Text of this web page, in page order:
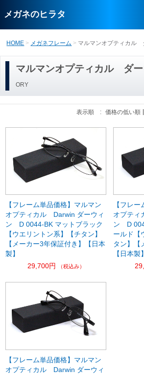
メガネのヒラタ
HOME メガネフレーム マルマンオプティカル
マルマンオプティカル ダー
ORY
表示順 : 価格の低い順
【フレーム単品価格】マルマン
オプティカル Darwin ダーウィ
ン D 0044-BK マットブラック
【ウエリントン系】【チタン】
【メーカー3年保証付き】【日本
製】
29,700円
（税込み）
【フレ
オプティ
ン D
ールド【
タン】【
【日本製】
【フレーム単品価格】マルマン
オプティカル Darwin ダーウィ